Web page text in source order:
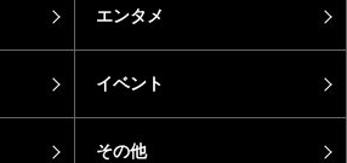
エンタメ
イベント
その他